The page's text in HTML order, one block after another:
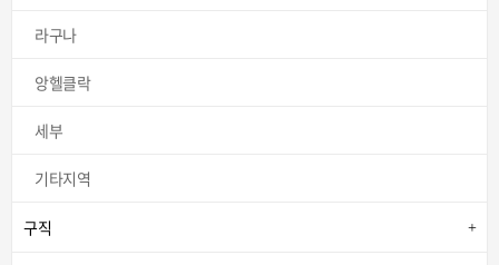
라구나
앙헬클락
세부
기타지역
구직